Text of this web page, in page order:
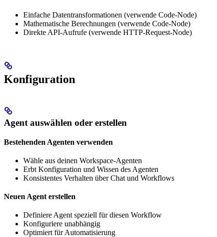
Einfache Datentransformationen (verwende Code-Node)
Mathematische Berechnungen (verwende Code-Node)
Direkte API-Aufrufe (verwende HTTP-Request-Node)
Konfiguration
Agent auswählen oder erstellen
Bestehenden Agenten verwenden
Wähle aus deinen Workspace-Agenten
Erbt Konfiguration und Wissen des Agenten
Konsistentes Verhalten über Chat und Workflows
Neuen Agent erstellen
Definiere Agent speziell für diesen Workflow
Konfiguriere unabhängig
Optimiert für Automatisierung